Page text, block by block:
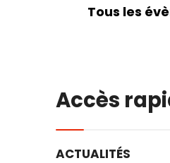
Tous les
Accès
ACTUALITÉS